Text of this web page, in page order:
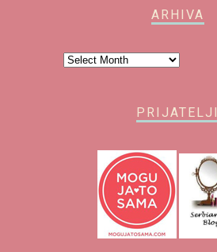
ARHIVA
Arhiva
PRIJATELJI